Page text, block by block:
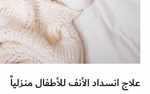
علاج انسداد الأنف للأطفال منزلياً